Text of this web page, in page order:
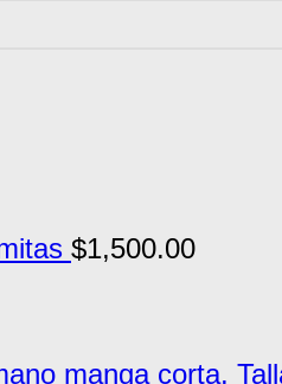
$1,500.00
manga corta.